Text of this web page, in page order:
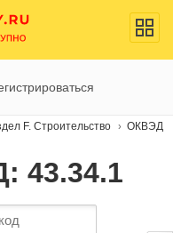
F. Строительство
ОКВЭД
43.34.1